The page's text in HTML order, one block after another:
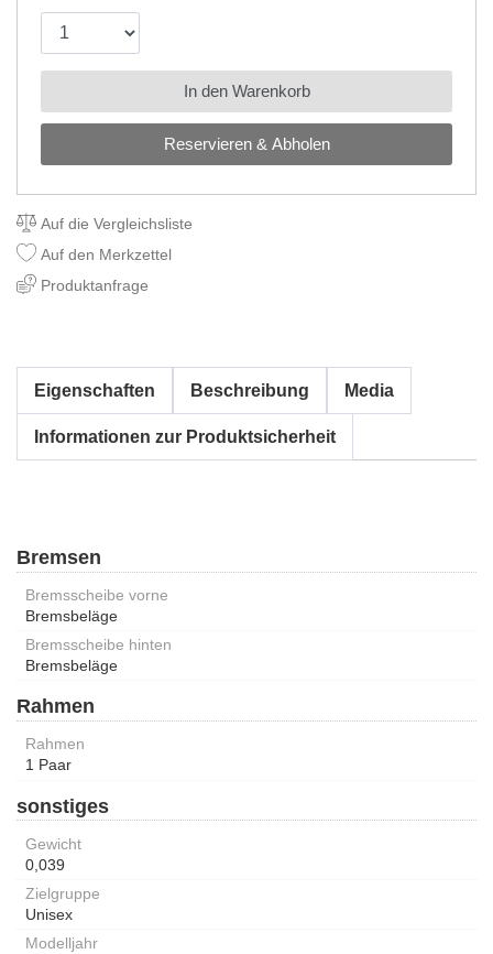
Reservieren & Abholen
In den Warenkorb
Auf die Vergleichsliste
Auf den Merkzettel
Produktanfrage
Eigenschaften Beschreibung Media
Informationen zur Produktsicherheit
Bremsen
Bremsscheibe vorne
Bremsbeläge
Bremsscheibe hinten
Bremsbeläge
Rahmen
Rahmen
1 Paar
sonstiges
Gewicht
0,039
Zielgruppe
Unisex
Modelljahr